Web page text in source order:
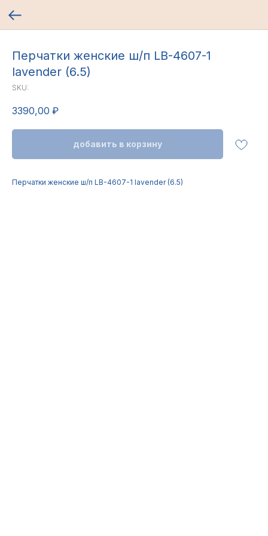
Перчатки женские ш/п LB-4607-1
lavender (6.5)
SKU:
3390,00 ₽
добавить в корзину
Перчатки женские ш/п LB-4607-1 lavender (6.5)